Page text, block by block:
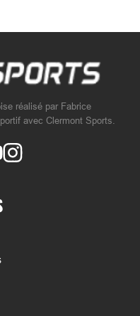
réalisé par Fabrice
avec Clermont Sports.